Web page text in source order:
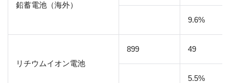
鉛蓄電池（海外）
9.6%
リチウムイオン電池
899 49
5.5%